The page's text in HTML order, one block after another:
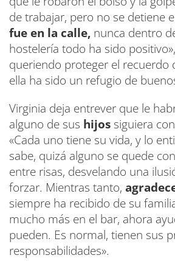
de trabajar, pero no se detiene
fue en la calle, nunca dentro
hostelería todo ha sido
queriendo proteger el recuerdo
ella ha sido un refugio de
Virginia deja entrever que le
alguno de sus hijos siguiera
«Cada uno tiene su vida, y lo
sabe, quizá alguno se quede
entre risas, desvelando una
forzar. Mientras tanto,
siempre ha recibido de su
mucho más en el bar, ahora
pueden. Es normal, tienen sus
responsabilidades».